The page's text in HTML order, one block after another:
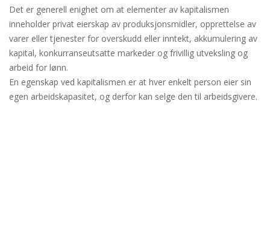
Det er generell enighet om at elementer av kapitalismen
inneholder privat eierskap av produksjonsmidler, opprettelse av
varer eller tjenester for overskudd eller inntekt, akkumulering av
kapital, konkurranseutsatte markeder og frivillig utveksling og
arbeid for lønn.
En egenskap ved kapitalismen er at hver enkelt person eier sin
egen arbeidskapasitet, og derfor kan selge den til arbeidsgivere.